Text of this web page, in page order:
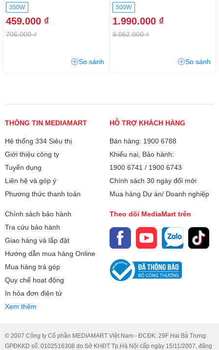
350W
459.000 ₫
706.000 ₫
So sánh
500W
1.990.000 ₫
3.062.000 ₫
So sánh
THÔNG TIN MEDIAMART
Hệ thống 334 Siêu thị
Giới thiệu công ty
Tuyển dụng
Liên hệ và góp ý
Phương thức thanh toán
HỖ TRỢ KHÁCH HÀNG
Bán hàng: 1900 6788
Khiếu nại, Bảo hành:
1900 6741 / 1900 6743
Chính sách 30 ngày đổi mới
Mua hàng Dự án/ Doanh nghiệp
Chính sách bảo hành
Tra cứu bảo hành
Giao hàng và lắp đặt
Hướng dẫn mua hàng Online
Mua hàng trả góp
Quy chế hoạt động
In hóa đơn điện tử
Xem thêm
Theo dõi MediaMart trên
© 2007 Công ty Cổ phần MEDIAMART Việt Nam - ĐCĐK: 29F Hai Bà Trưng.
GPĐKKD số: 0102516308 do Sở KHĐT Tp.Hà Nội cấp ngày 15/11/2007, đăng